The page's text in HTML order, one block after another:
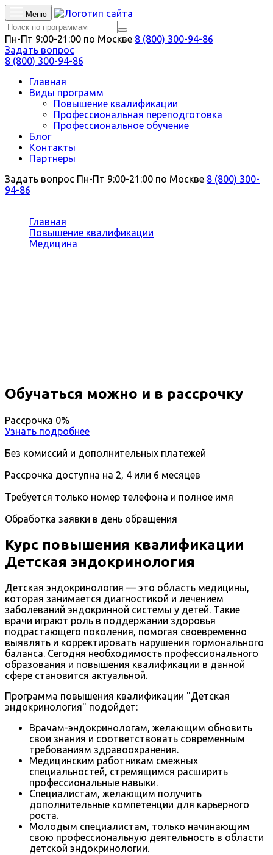
Меню
Пн-Пт 9:00-21:00 по Москве 8 (800) 300-94-86
Задать вопрос
8 (800) 300-94-86
Главная
Виды программ
Повышение квалификации
Профессиональная переподготовка
Профессиональное обучение
Блог
Контакты
Партнеры
Задать вопрос Пн-Пт 9:00-21:00 по Москве 8 (800) 300-
94-86
Главная
Повышение квалификации
Медицина
Обучаться можно и в рассрочку
Рассрочка 0%
Узнать подробнее
Без комиссий и дополнительных платежей
Рассрочка доступна на 2, 4 или 6 месяцев
Требуется только номер телефона и полное имя
Обработка заявки в день обращения
Курс повышения квалификации
Детская эндокринология
Детская эндокринология — это область медицины,
которая занимается диагностикой и лечением
заболеваний эндокринной системы у детей. Такие
врачи играют роль в поддержании здоровья
подрастающего поколения, помогая своевременно
выявлять и корректировать нарушения гормонального
баланса. Сегодня необходимость профессионального
образования и повышения квалификации в данной
сфере становится актуальной.
Программа повышения квалификации "Детская
эндокринология" подойдет:
Врачам-эндокринологам, желающим обновить
свои знания и соответствовать современным
требованиям здравоохранения.
Медицинским работникам смежных
специальностей, стремящимся расширить
профессиональные навыки.
Специалистам, желающим получить
дополнительные компетенции для карьерного
роста.
Молодым специалистам, только начинающим
свою профессиональную деятельность в области
детской эндокринологии.